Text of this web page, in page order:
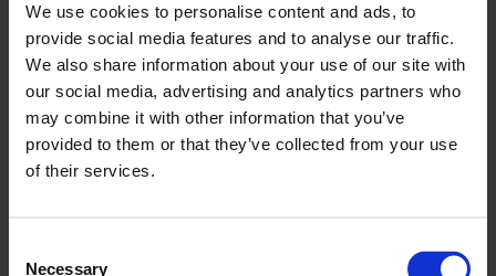
We use cookies to personalise content and ads, to
provide social media features and to analyse our traffic.
We also share information about your use of our site with
our social media, advertising and analytics partners who
may combine it with other information that you’ve
provided to them or that they’ve collected from your use
of their services.
Necessary
goed uitbalanceren van de lading kan ertoe leiden dat
de vorkheftruck kantelt of de lading valt, wat letsel of
schade kan veroorzaken. OSHA rapporteert zelfs dat
25% van de dodelijke ongevallen met vorkheftrucks
wordt veroorzaakt door een vallend voorwerp.
rijden.